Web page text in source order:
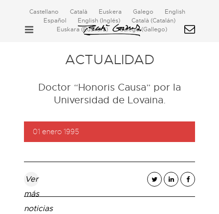
Castellano Català Euskera Galego
English
Español
English(Inglés) Català (Catalán)
Euskara (Euskera) Galego(Gallego)
ACTUALIDAD
Doctor “Honoris Causa” por la
Universidad de Lovaina.
01 enero 1995
Ver
más
noticias